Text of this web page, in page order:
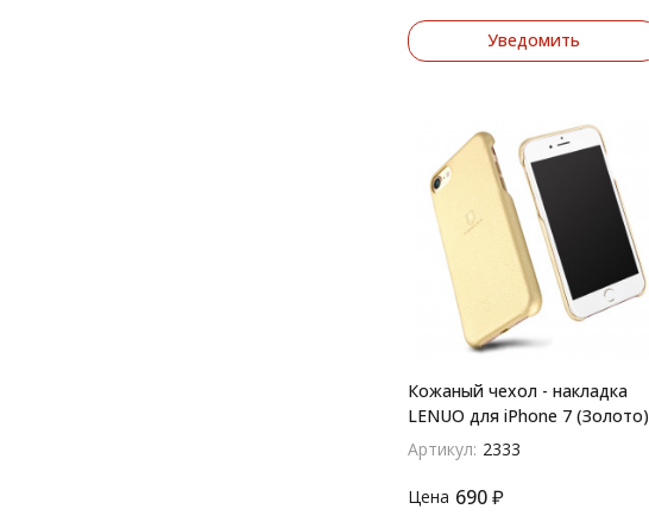
Уведомить
Кожаный чехол - накладка
LENUO для iPhone 7 (Золото)
Артикул: 2333
Цена 690 ₽